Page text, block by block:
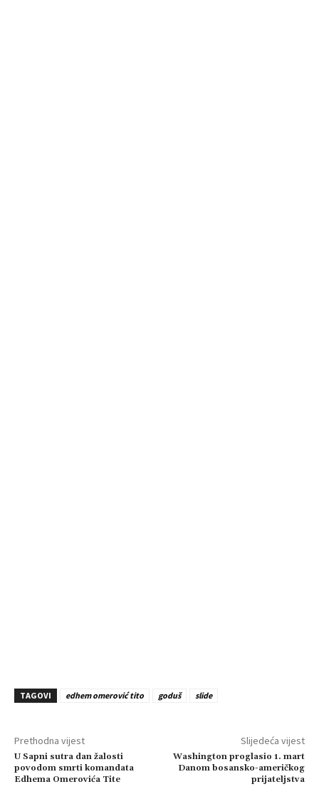
TAGOVI edhem omerović tito goduš slide
Prethodna vijest
U Sapni sutra dan žalosti
povodom smrti komandata
Edhema Omerovića Tite
Slijedeća vijest
Washington proglasio 1. mart
Danom bosansko-američkog
prijateljstva